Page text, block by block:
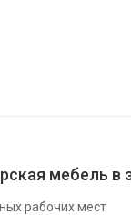
и
мебель в
рабочих мест